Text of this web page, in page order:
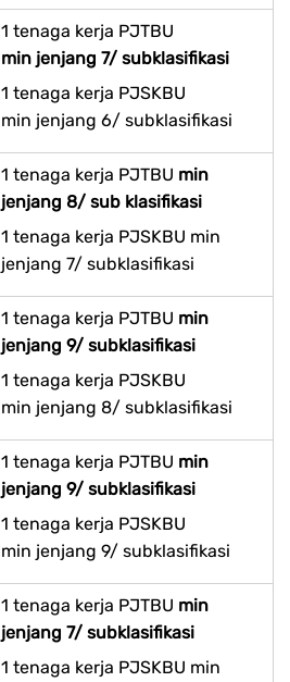
1 tenaga kerja PJTBU
min jenjang 7/ subklasifikasi
1 tenaga kerja PJSKBU
min jenjang 6/ subklasifikasi
1 tenaga kerja PJTBU min
jenjang 8/ sub klasifikasi
1 tenaga kerja PJSKBU min
jenjang 7/ subklasifikasi
1 tenaga kerja PJTBU min
jenjang 9/ subklasifikasi
1 tenaga kerja PJSKBU
min jenjang 8/ subklasifikasi
1 tenaga kerja PJTBU min
jenjang 9/ subklasifikasi
1 tenaga kerja PJSKBU
min jenjang 9/ subklasifikasi
1 tenaga kerja PJTBU min
jenjang 7/ subklasifikasi
1 tenaga kerja PJSKBU min